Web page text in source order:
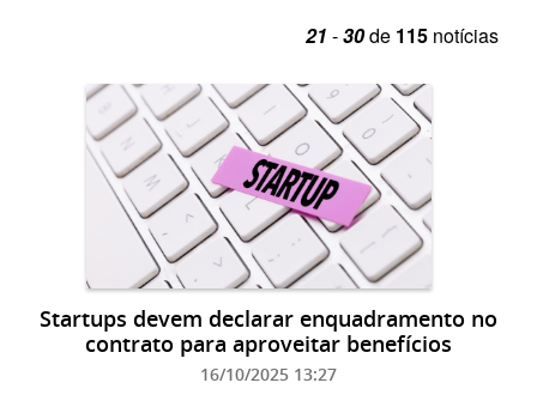
21 -30de 115 notícias
Startups devem declarar enquadramento no
contrato para aproveitar benefícios
16/10/2025 13:27